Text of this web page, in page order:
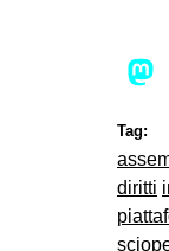
Tag:
diritti